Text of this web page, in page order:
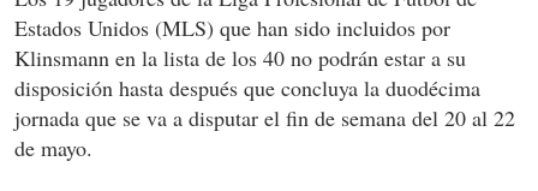
Estados Unidos (MLS) que han sido incluidos por
Klinsmann en la lista de los 40 no podrán estar a su
disposición hasta después que concluya la duodécima
jornada que se va a disputar el fin de semana del 20 al 22
de mayo.